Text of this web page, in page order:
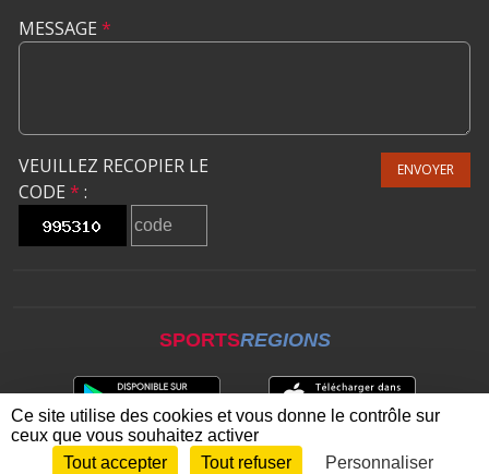
MESSAGE *
VEUILLEZ RECOPIER LE
CODE * :
ENVOYER
SPORTSREGIONS
Envie de participer ? CONNEXION
Ce site utilise des cookies et vous donne le contrôle sur
ceux que vous souhaitez activer
Tout accepter
Tout refuser Personnaliser